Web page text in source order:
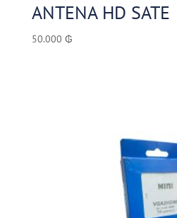
ANTENA HD SATE
50.000 ₲